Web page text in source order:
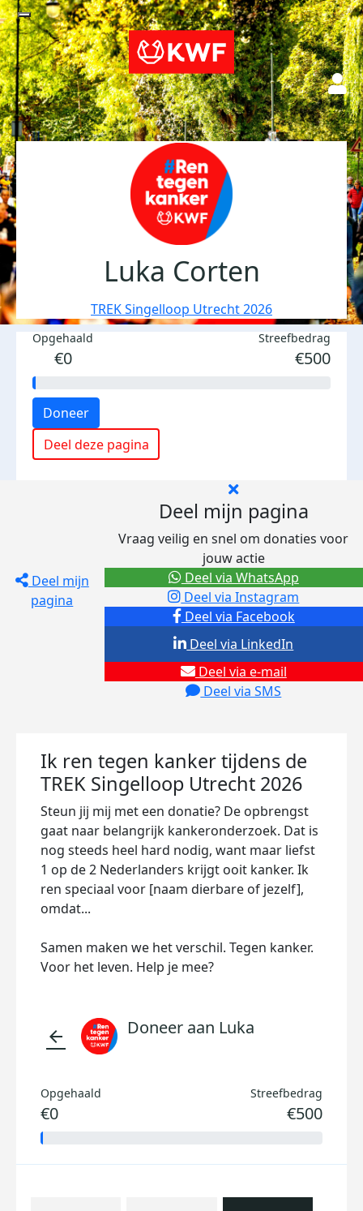
Luka Corten
TREK Singelloop Utrecht 2026
Opgehaald
€0
Streefbedrag
€500
Doneer
Deel deze pagina
Deel mijn
pagina
Deel mijn pagina
Vraag veilig en snel om donaties voor
jouw actie
Deel via Facebook
Deel via Instagram
Deel via e-mail
Deel via SMS
Deel via LinkedIn
Deel via WhatsApp
Ik ren tegen kanker tijdens de
TREK Singelloop Utrecht 2026
Steun jij mij met een donatie? De opbrengst
gaat naar belangrijk kankeronderzoek. Dat is
nog steeds heel hard nodig, want maar liefst
1 op de 2 Nederlanders krijgt ooit kanker. Ik
ren speciaal voor [naam dierbare of jezelf],
omdat...
Samen maken we het verschil. Tegen kanker.
Voor het leven. Help je mee?
arrow_back Doneer aan Luka
Opgehaald
€0
Streefbedrag
€500